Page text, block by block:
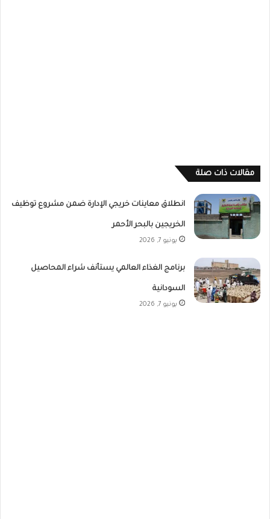
مقالات ذات صلة
انطلاق معاينات خريجي الإدارة ضمن مشروع توظيف
الخريجين بالبحر الأحمر
يونيو 7, 2026
برنامج الغذاء العالمي يستأنف شراء المحاصيل
السودانية
يونيو 7, 2026